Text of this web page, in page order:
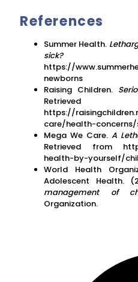
References
Summer Health.
sick?
https://
newborns
Raising Children.
https://
care/health-
Mega We Care. A
Retrieved from
health-by-yourself/
World Health
Adolescent Health.
management of
Organization.